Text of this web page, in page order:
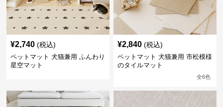
¥2,740 (税込)
ペットマット 犬猫兼用 ふんわり
星空マット
¥2,840 (税込)
ペットマット 犬猫兼用 市松模様
のタイルマット
全6色